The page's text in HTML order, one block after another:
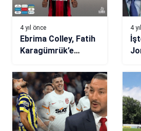
4 yıl önce
Ebrima Colley, Fatih
Karagümrük’e
4